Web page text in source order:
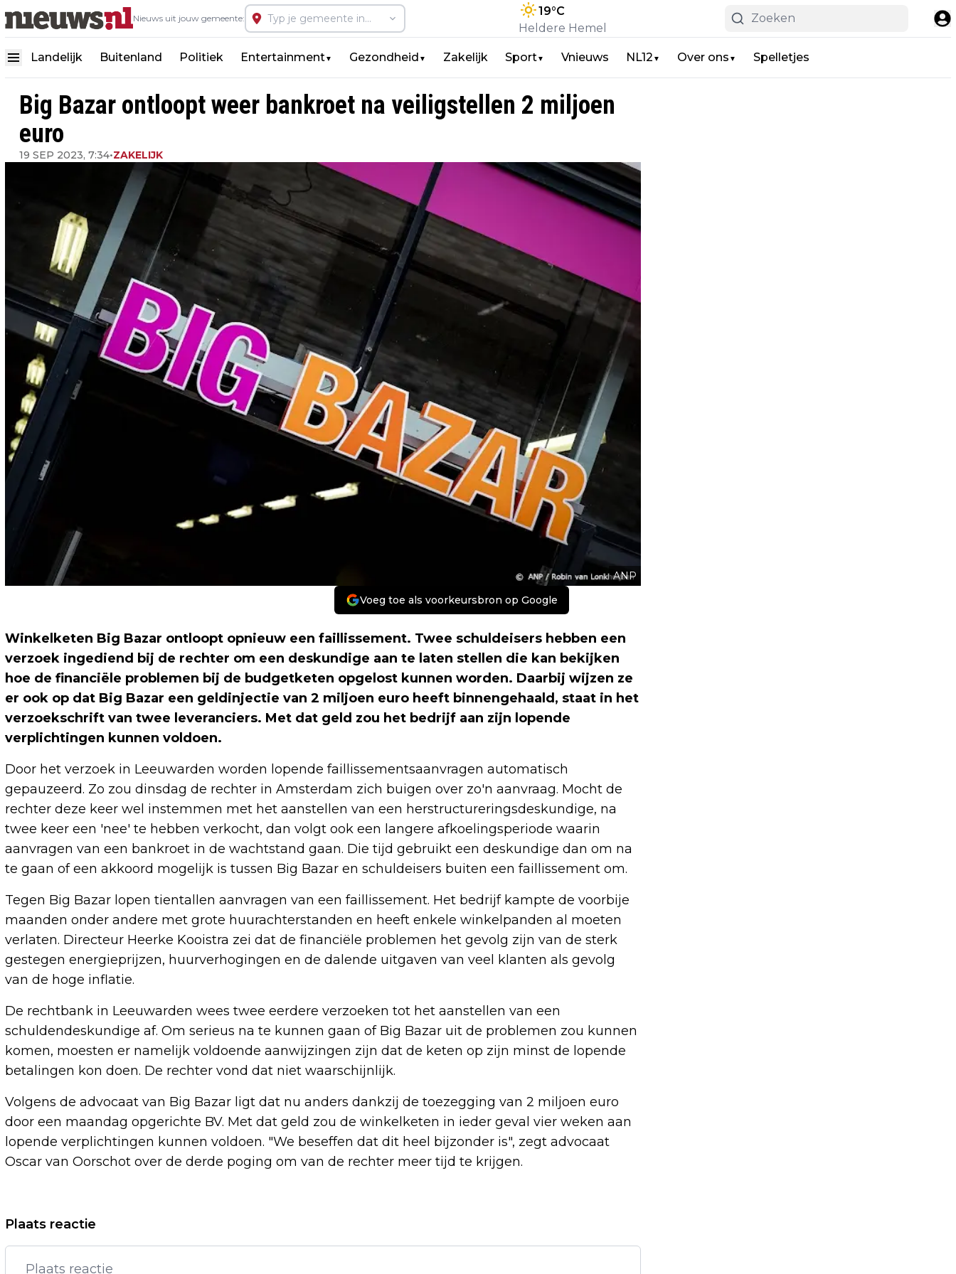
Nieuws uit jouw gemeente:
19°C
Heldere Hemel
Landelijk Buitenland Politiek Entertainment▼ Gezondheid ▼ Zakelijk Sport▼ Vnieuws NL12 ▼ Over ons ▼ Spelletjes
Big Bazar ontloopt weer bankroet na veiligstellen 2 miljoen
euro
19 SEP 2023, 7:34•ZAKELIJK
ANP
Voeg toe als voorkeursbron op Google
Winkelketen Big Bazar ontloopt opnieuw een faillissement. Twee schuldeisers hebben een
verzoek ingediend bij de rechter om een deskundige aan te laten stellen die kan bekijken
hoe de financiële problemen bij de budgetketen opgelost kunnen worden. Daarbij wijzen ze
er ook op dat Big Bazar een geldinjectie van 2 miljoen euro heeft binnengehaald, staat in het
verzoekschrift van twee leveranciers. Met dat geld zou het bedrijf aan zijn lopende
verplichtingen kunnen voldoen.
Door het verzoek in Leeuwarden worden lopende faillissementsaanvragen automatisch
gepauzeerd. Zo zou dinsdag de rechter in Amsterdam zich buigen over zo'n aanvraag. Mocht de
rechter deze keer wel instemmen met het aanstellen van een herstructureringsdeskundige, na
twee keer een 'nee' te hebben verkocht, dan volgt ook een langere afkoelingsperiode waarin
aanvragen van een bankroet in de wachtstand gaan. Die tijd gebruikt een deskundige dan om na
te gaan of een akkoord mogelijk is tussen Big Bazar en schuldeisers buiten een faillissement om.
Tegen Big Bazar lopen tientallen aanvragen van een faillissement. Het bedrijf kampte de voorbije
maanden onder andere met grote huurachterstanden en heeft enkele winkelpanden al moeten
verlaten. Directeur Heerke Kooistra zei dat de financiële problemen het gevolg zijn van de sterk
gestegen energieprijzen, huurverhogingen en de dalende uitgaven van veel klanten als gevolg
van de hoge inflatie.
De rechtbank in Leeuwarden wees twee eerdere verzoeken tot het aanstellen van een
schuldendeskundige af. Om serieus na te kunnen gaan of Big Bazar uit de problemen zou kunnen
komen, moesten er namelijk voldoende aanwijzingen zijn dat de keten op zijn minst de lopende
betalingen kon doen. De rechter vond dat niet waarschijnlijk.
Volgens de advocaat van Big Bazar ligt dat nu anders dankzij de toezegging van 2 miljoen euro
door een maandag opgerichte BV. Met dat geld zou de winkelketen in ieder geval vier weken aan
lopende verplichtingen kunnen voldoen. "We beseffen dat dit heel bijzonder is", zegt advocaat
Oscar van Oorschot over de derde poging om van de rechter meer tijd te krijgen.
Vorig artikel
OLIEPRIJS VERDER OMHOOG DOOR
ZORGEN OVER KRAP AANBOD
NADAL HERHAALT DAT 2024 'MOGELIJK'
Plaats reactie